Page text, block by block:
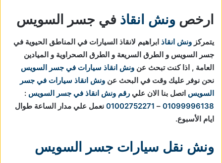
ارخص ونش انقاذ في جسر السويس
يتمركز ونش انقاذ ابراهيم لانقاذ السيارات في المناطق الحيوية في
جسر السويس و الطرق السريعة و الطرق الصحراوية و الميادين
العامة , اذا كنت تبحث عن ونش انقاذ سيارات في جسر السويس
نحن نوفر عليك وقت في البحث عن ونش انقاذ سيارات في جسر
السويس اتصل بنا الان علي رقم ونش انقاذ في جسر السويس :
01099996138
–
01002752271 نعمل علي مدار الساعة طوال
ايام الأسبوع.
ونش نقل سيارات جسر السويس